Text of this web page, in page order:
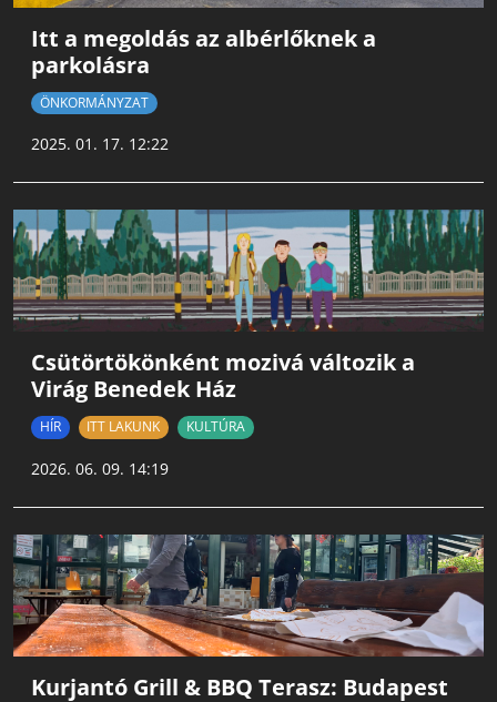
Itt a megoldás az albérlőknek a
parkolásra
ÖNKORMÁNYZAT
2025. 01. 17. 12:22
Csütörtökönként mozivá változik a
Virág Benedek Ház
HÍR ITT LAKUNK KULTÚRA
2026. 06. 09. 14:19
Kurjantó Grill & BBQ Terasz: Budapest